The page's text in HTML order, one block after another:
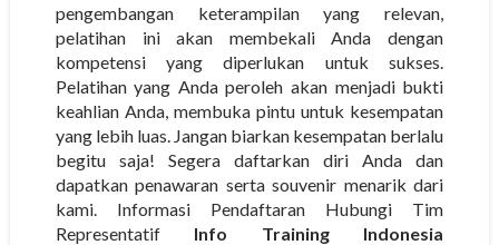
pengembangan keterampilan yang relevan,
pelatihan ini akan membekali Anda dengan
kompetensi yang diperlukan untuk sukses.
Pelatihan yang Anda peroleh akan menjadi bukti
keahlian Anda, membuka pintu untuk kesempatan
yang lebih luas. Jangan biarkan kesempatan berlalu
begitu saja! Segera daftarkan diri Anda dan
dapatkan penawaran serta souvenir menarik dari
kami. Informasi Pendaftaran Hubungi Tim
Representatif Info Training Indonesia